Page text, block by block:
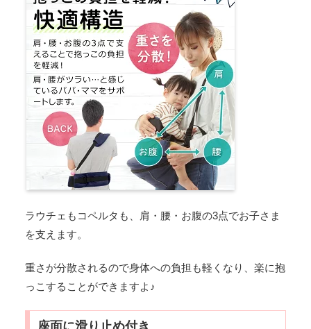
ラウチェもコペルタも、肩・腰・お腹の3点でお子さま
を支えます。
重さが分散されるので身体への負担も軽くなり、楽に抱
っこすることができますよ♪